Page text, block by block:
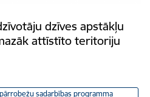
dzīves apstākļu
attīstīto teritoriju
sadarbības programma